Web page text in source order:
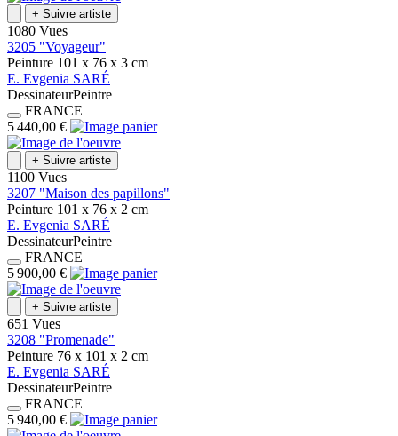
+ Suivre artiste
1080 Vues
3205 "Voyageur"
Peinture 101 x 76 x 3 cm
E. Evgenia SARÉ
DessinateurPeintre
FRANCE
5 440,00 €
+ Suivre artiste
1100 Vues
3207 "Maison des papillons"
Peinture 101 x 76 x 2 cm
E. Evgenia SARÉ
DessinateurPeintre
FRANCE
5 900,00 €
+ Suivre artiste
651 Vues
3208 "Promenade"
Peinture 76 x 101 x 2 cm
E. Evgenia SARÉ
DessinateurPeintre
FRANCE
5 940,00 €